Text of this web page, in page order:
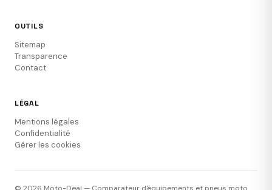
OUTILS
Sitemap
Transparence
Contact
LÉGAL
Mentions légales
Confidentialité
Gérer les cookies